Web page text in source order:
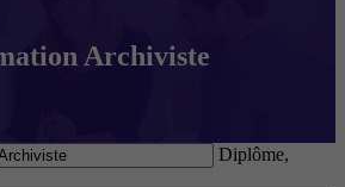
Archiviste
Diplôme,